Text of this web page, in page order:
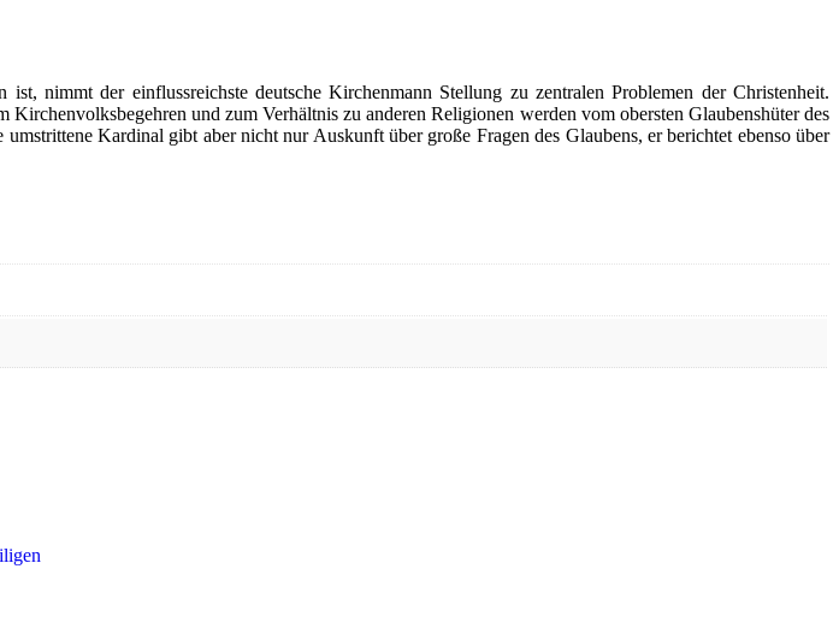
Jahrtausendwende
Menge
nimmt der einflussreichste deutsche Kirchenmann Stellung zu zentralen Problemen der Christenheit.
und zum Verhältnis zu anderen Religionen werden vom obersten Glaubenshüter des
Kardinal gibt aber nicht nur Auskunft über große Fragen des Glaubens, er berichtet ebenso über